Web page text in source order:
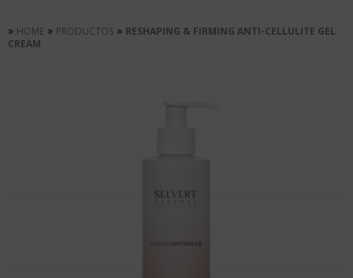
» HOME » PRODUCTOS » RESHAPING & FIRMING ANTI-CELLULITE GEL
CREAM